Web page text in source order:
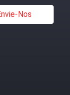
Nos